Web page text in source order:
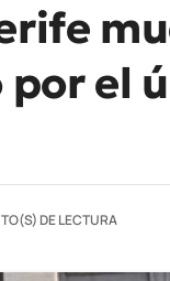
el
DE LECTURA